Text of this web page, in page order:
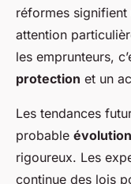
réformes signifient
attention
les emprunteurs,
protection et un
Les tendances
probable évolution
rigoureux. Les
continue des lois